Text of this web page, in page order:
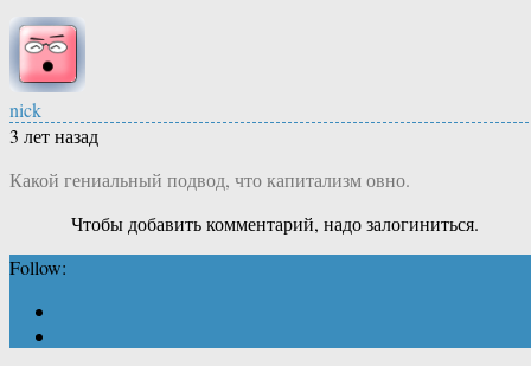
nick
3 лет назад
Какой гениальный подвод, что капитализм овно.
Чтобы добавить комментарий, надо залогиниться.
Follow: